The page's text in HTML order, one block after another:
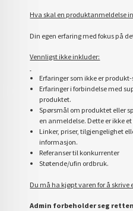
Hva skal en produktanmeldelse
Din egen erfaring med fokus på
Vennligst ikke inkluder:
Erfaringer som ikke er
Erfaringer i forbindelse med
produktet.
Spørsmål om produktet eller
en anmeldelse. Dette er ikke
Linker, priser, tilgjengelighet
informasjon.
Referanser til konkurrenter
Støtende/ufin ordbruk.
Du må ha kjøpt varen for å skrive
Admin forbeholder seg